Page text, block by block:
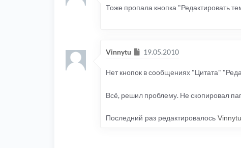
Тоже пропала кнопка "Редактировать
Vinnytu Сообщение
19.05.2010
Нет кнопок в сообщениях "Цитата"
Всё, решил проблему. Не скопировал
Последний раз редактировалось Vinnytu